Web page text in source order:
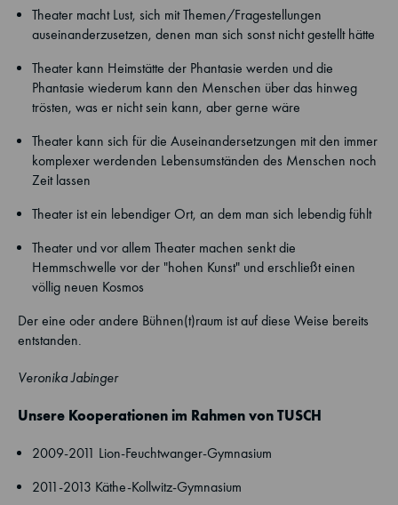
Theater macht Lust, sich mit Themen/Fragestellungen
auseinanderzusetzen, denen man sich sonst nicht gestellt hätte
Theater kann Heimstätte der Phantasie werden und die
Phantasie wiederum kann den Menschen über das hinweg
trösten, was er nicht sein kann, aber gerne wäre
Theater kann sich für die Auseinandersetzungen mit den immer
komplexer werdenden Lebensumständen des Menschen noch
Zeit lassen
Theater ist ein lebendiger Ort, an dem man sich lebendig fühlt
Theater und vor allem Theater machen senkt die
Hemmschwelle vor der "hohen Kunst" und erschließt einen
völlig neuen Kosmos
Der eine oder andere Bühnen(t)raum ist auf diese Weise bereits
entstanden.
Veronika Jabinger
Unsere Kooperationen im Rahmen von TUSCH
2009-2011 Lion-Feuchtwanger-Gymnasium
2011-2013 Käthe-Kollwitz-Gymnasium